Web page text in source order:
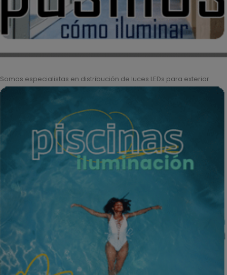
Somos especialistas en distribución de luces LEDs para exterior